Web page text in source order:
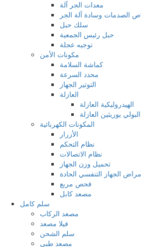
معدات الجر آلة
الصدمات وسادة آلة الجر
سلك حبل
حبل رئيس الجمعية
توجيه عجلة
مكونات الأمن
كماشة السلامة
محدد السرعة
التوتير الجهاز
العازلة
الهيدروليكية العازلة
البولي يوريثين العازلة
المكونات الكهربائية
الأزرار
نظام التحكم
نظام الاتصالات
تحميل وزن الجهاز
الجهاز التنفسي الحادة
فحص مربع
مصعد كابل
سلم كامل
مصعد الركاب
فيلا مصعد
سلم الشحن
مصعد طبي